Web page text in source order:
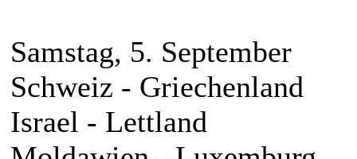
Samstag, 5. September
Schweiz - Griechenland
Israel - Lettland